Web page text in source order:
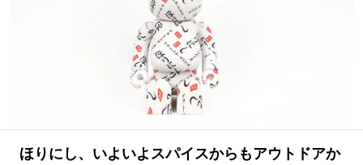
#ESSENTIAL DESIGNS #古着サミット
#マイナーグッド図鑑
#路地裏てぃーん。 #MONTHLY JOURNAL
#フイナムのYouTube
#ととけん #FASHION #MUSIC #MOVIE
ほりにし、いよいよスパイスからもアウトドアか